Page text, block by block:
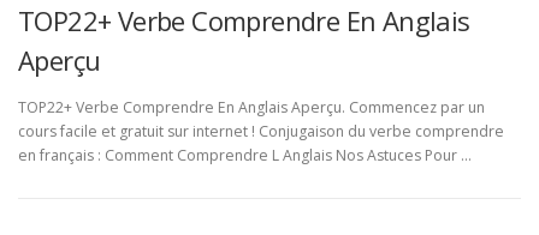
TOP22+ Verbe Comprendre En Anglais
Aperçu
TOP22+ Verbe Comprendre En Anglais Aperçu. Commencez par un
cours facile et gratuit sur internet ! Conjugaison du verbe comprendre
en français : Comment Comprendre L Anglais Nos Astuces Pour …